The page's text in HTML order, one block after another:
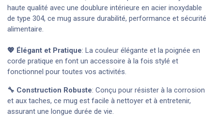
haute qualité avec une doublure intérieure en acier inoxydable
de type 304, ce mug assure durabilité, performance et sécurité
alimentaire.
💖 Élégant et Pratique: La couleur élégante et la poignée en
corde pratique en font un accessoire à la fois stylé et
fonctionnel pour toutes vos activités.
🔧 Construction Robuste: Conçu pour résister à la corrosion
et aux taches, ce mug est facile à nettoyer et à entretenir,
assurant une longue durée de vie.